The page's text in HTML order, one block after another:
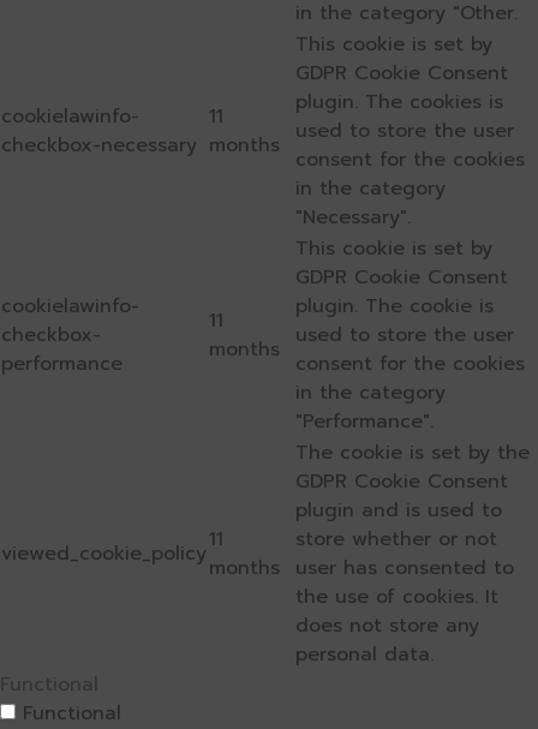
in the category "Other.
cookielawinfo-
checkbox-necessary
11
months
This cookie is set by
GDPR Cookie Consent
plugin. The cookies is
used to store the user
consent for the cookies
in the category
"Necessary".
cookielawinfo-
checkbox-
performance
11
months
This cookie is set by
GDPR Cookie Consent
plugin. The cookie is
used to store the user
consent for the cookies
in the category
"Performance".
viewed_cookie_policy11
months
The cookie is set by the
GDPR Cookie Consent
plugin and is used to
store whether or not
user has consented to
the use of cookies. It
does not store any
personal data.
Functional
Functional